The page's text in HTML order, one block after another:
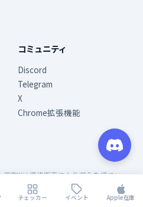
チェッカー イベント Apple在庫
コミュニティ
Discord
Telegram
X
Chrome拡張機能
取Xは適格販売により収入を得てい
イト広告（PR）を含みます。